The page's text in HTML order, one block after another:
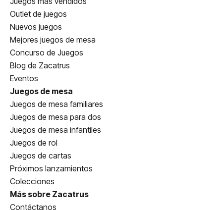
Outlet de juegos
Nuevos juegos
Mejores juegos de mesa
Concurso de Juegos
Blog de Zacatrus
Eventos
Juegos de mesa
Juegos de mesa familiares
Juegos de mesa para dos
Juegos de mesa infantiles
Juegos de rol
Juegos de cartas
Próximos lanzamientos
Colecciones
Más sobre Zacatrus
Contáctanos